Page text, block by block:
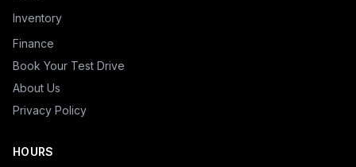
Inventory
Finance
Book Your Test Drive
About Us
Privacy Policy
HOURS